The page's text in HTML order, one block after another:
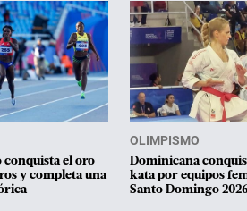
Vicente y las Granadina
Vírgenes de los Estados
Caimán
el oro
y completa una
OLIMPISMO
Dominicana
kata por equipos
Santo Domingo